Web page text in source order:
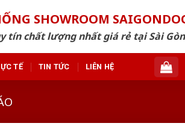
SHOWROOM
tín chất lượng nhất giá rẻ tại Sài
TẾ TIN TỨC LIÊN HỆ